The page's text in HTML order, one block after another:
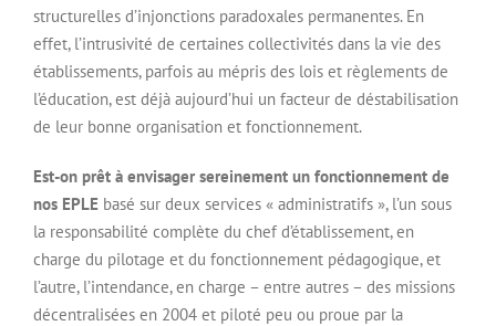
structurelles d’injonctions paradoxales permanentes. En
effet, l’intrusivité de certaines collectivités dans la vie des
établissements, parfois au mépris des lois et règlements de
l’éducation, est déjà aujourd’hui un facteur de déstabilisation
de leur bonne organisation et fonctionnement.
Est-on prêt à envisager sereinement un fonctionnement de
nos EPLE basé sur deux services « administratifs », l’un sous
la responsabilité complète du chef d’établissement, en
charge du pilotage et du fonctionnement pédagogique, et
l’autre, l’intendance, en charge – entre autres – des missions
décentralisées en 2004 et piloté peu ou proue par la